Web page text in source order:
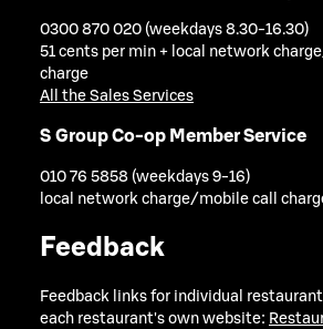
0300 870 020 (weekdays 8.30-16.30)
51 cents per min + local network
charge
All the Sales Services
S Group Co-op Member Service
010 76 5858 (weekdays 9-16)
local network charge/mobile call
Feedback
Feedback links for individual
each restaurant's own website: